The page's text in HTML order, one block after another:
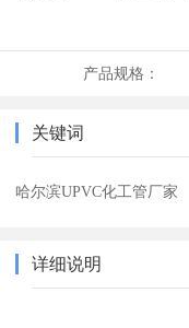
产品规格：
关键词
哈尔滨UPVC化工管厂家
详细说明